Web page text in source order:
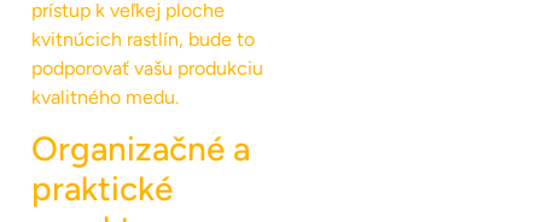
prístup k veľkej ploche
kvitnúcich rastlín, bude to
podporovať vašu produkciu
kvalitného medu.
Organizačné a
praktické